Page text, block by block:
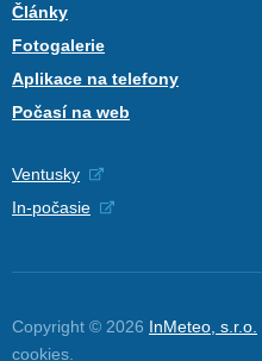
Články
Fotogalerie
Aplikace na telefony
Počasí na web
Ventusky
In-počasie
Copyright © 2026 InMeteo, s.r.o.
cookies